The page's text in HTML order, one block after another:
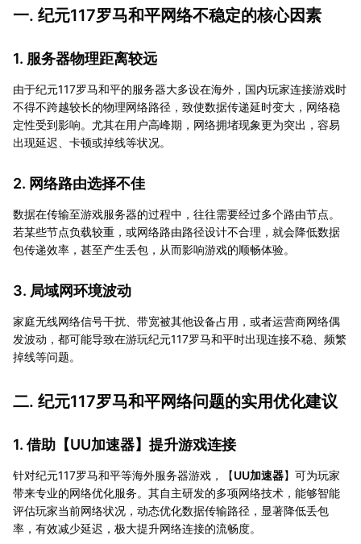
一. 纪元117罗马和平网络不稳定的核心因素
1. 服务器物理距离较远
由于纪元117罗马和平的服务器大多设在海外，国内玩家连接游戏时
不得不跨越较长的物理网络路径，致使数据传递延时变大，网络稳
定性受到影响。尤其在用户高峰期，网络拥堵现象更为突出，容易
出现延迟、卡顿或掉线等状况。
2. 网络路由选择不佳
数据在传输至游戏服务器的过程中，往往需要经过多个路由节点。
若某些节点负载较重，或网络路由路径设计不合理，就会降低数据
包传递效率，甚至产生丢包，从而影响游戏的顺畅体验。
3. 局域网环境波动
家庭无线网络信号干扰、带宽被其他设备占用，或者运营商网络偶
发波动，都可能导致在游玩纪元117罗马和平时出现连接不稳、频繁
掉线等问题。
二. 纪元117罗马和平网络问题的实用优化建议
1. 借助【UU加速器】提升游戏连接
针对纪元117罗马和平等海外服务器游戏，【UU加速器】可为玩家
带来专业的网络优化服务。其自主研发的多项网络技术，能够智能
评估玩家当前网络状况，动态优化数据传输路径，显著降低丢包
率，有效减少延迟，极大提升网络连接的流畅度。